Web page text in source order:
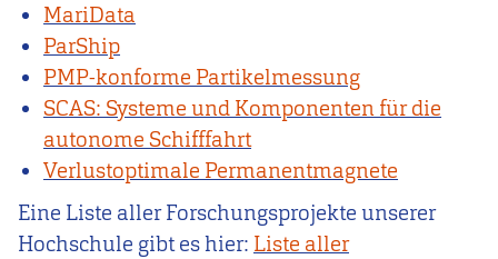
MariData
ParShip
PMP-konforme Partikelmessung
SCAS: Systeme und Komponenten für die
autonome Schifffahrt
Verlustoptimale Permanentmagnete
Eine Liste aller Forschungsprojekte unserer
Hochschule gibt es hier: Liste aller